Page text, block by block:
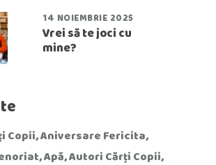
14 NOIEMBRIE 2025
Vrei să te joci cu
mine?
Copii Aniversare Fericita
Apă Autori Cărți Copii